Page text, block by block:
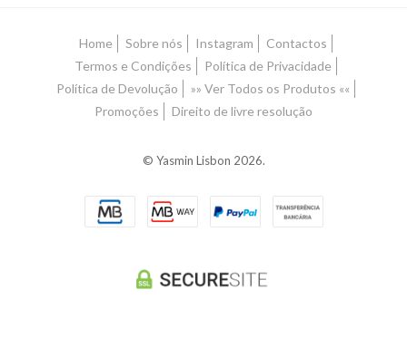
Home Sobre nós Instagram
Contactos
Termos e Condições
Política de Privacidade
Política de Devolução
»» Ver Todos os Produtos ««
Promoções
Direito de livre resolução
© Yasmin Lisbon 2026.